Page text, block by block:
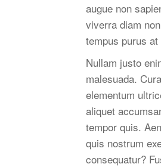
augue non
viverra diam
tempus purus
Nullam justo
malesuada.
elementum
aliquet
tempor quis.
quis nostrum
consequatur?